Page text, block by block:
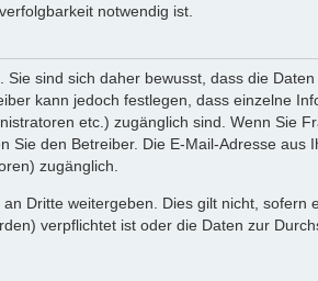
notwendig ist.
sind sich daher bewusst, dass die
kann jedoch festlegen, dass einzelne
etc.) zugänglich sind. Wenn Sie
den Betreiber. Die E-Mail-Adresse aus
zugänglich.
Dritte weitergeben. Dies gilt nicht, sofern
verpflichtet ist oder die Daten zur